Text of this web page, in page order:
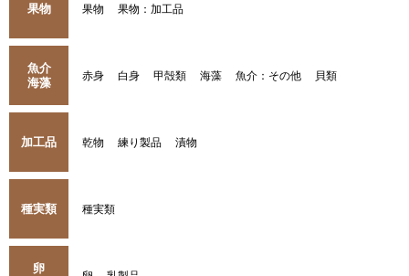
果物 果物 果物：加工品
魚介
海藻
赤身 白身 甲殻類 海藻 魚介：その他 貝類
加工品 乾物 練り製品 漬物
種実類 種実類
卵